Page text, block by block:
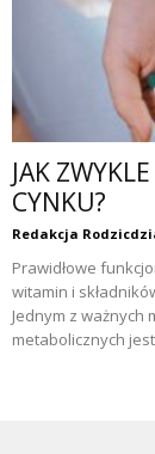
JAK
CYNKU?
Redakcja
Prawidłowe
witamin i
Jednym z
metabolicznych